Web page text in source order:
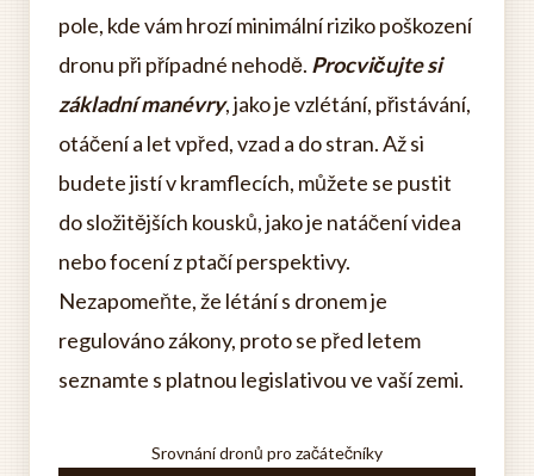
pole, kde vám hrozí minimální riziko poškození
dronu při případné nehodě. Procvičujte si
základní manévry, jako je vzlétání, přistávání,
otáčení a let vpřed, vzad a do stran. Až si
budete jistí v kramflecích, můžete se pustit
do složitějších kousků, jako je natáčení videa
nebo focení z ptačí perspektivy.
Nezapomeňte, že létání s dronem je
regulováno zákony, proto se před letem
seznamte s platnou legislativou ve vaší zemi.
Srovnání dronů pro začátečníky